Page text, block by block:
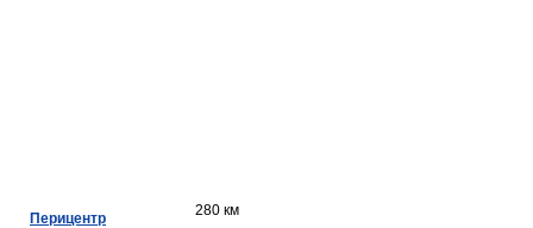
Перицентр 280 км